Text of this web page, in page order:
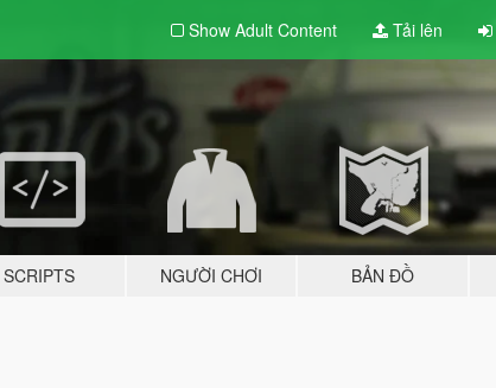
Show Adult Content Tải lên
SCRIPTS NGƯỜI CHƠI BẢN ĐỒ